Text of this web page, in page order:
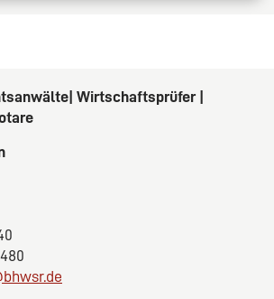
Wirtschaftsprüfer |